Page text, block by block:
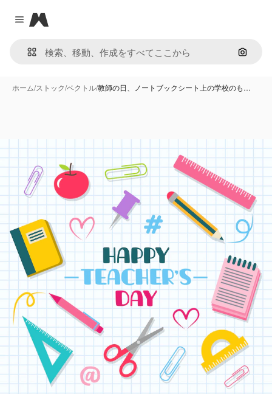
Close menu
Magnific
画像で
ホーム/ストック/ベクトル/教師の日、ノートブックシート上の学校のも…